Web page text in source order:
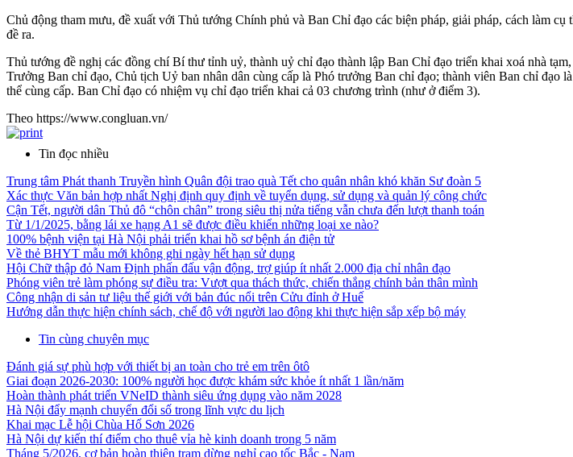
Chủ động tham mưu, đề xuất với Thủ tướng Chính phủ và Ban Chỉ đạo các biện pháp, giải pháp, cách làm
đề ra.
Thủ tướng đề nghị các đồng chí Bí thư tỉnh uỷ, thành uỷ chỉ đạo thành lập Ban Chỉ đạo triển khai xoá nhà
Trưởng Ban chỉ đạo, Chủ tịch Uỷ ban nhân dân cùng cấp là Phó trưởng Ban chỉ đạo; thành viên Ban chỉ đạo
thể cùng cấp. Ban Chỉ đạo có nhiệm vụ chỉ đạo triển khai cả 03 chương trình (như ở điểm 3).
Theo https://www.congluan.vn/
Tin đọc nhiều
Trung tâm Phát thanh Truyền hình Quân đội trao quà Tết cho quân nhân khó khăn Sư đoàn 5
Xác thực Văn bản hợp nhất Nghị định quy định về tuyển dụng, sử dụng và quản lý công chức
Cận Tết, người dân Thủ đô “chôn chân” trong siêu thị nửa tiếng vẫn chưa đến lượt thanh toán
Từ 1/1/2025, bằng lái xe hạng A1 sẽ được điều khiển những loại xe nào?
100% bệnh viện tại Hà Nội phải triển khai hồ sơ bệnh án điện tử
Về thẻ BHYT mẫu mới không ghi ngày hết hạn sử dụng
Hội Chữ thập đỏ Nam Định phấn đấu vận động, trợ giúp ít nhất 2.000 địa chỉ nhân đạo
Phóng viên trẻ làm phóng sự điều tra: Vượt qua thách thức, chiến thắng chính bản thân mình
Công nhận di sản tư liệu thế giới với bản đúc nổi trên Cửu đỉnh ở Huế
Hướng dẫn thực hiện chính sách, chế độ với người lao động khi thực hiện sắp xếp bộ máy
Tin cùng chuyên mục
Đánh giá sự phù hợp với thiết bị an toàn cho trẻ em trên ôtô
Giai đoạn 2026-2030: 100% người học được khám sức khỏe ít nhất 1 lần/năm
Hoàn thành phát triển VNeID thành siêu ứng dụng vào năm 2028
Hà Nội đẩy mạnh chuyển đổi số trong lĩnh vực du lịch
Khai mạc Lễ hội Chùa Hổ Sơn 2026
Hà Nội dự kiến thí điểm cho thuê vỉa hè kinh doanh trong 5 năm
Tháng 5/2026, cơ bản hoàn thiện trạm dừng nghỉ cao tốc Bắc - Nam